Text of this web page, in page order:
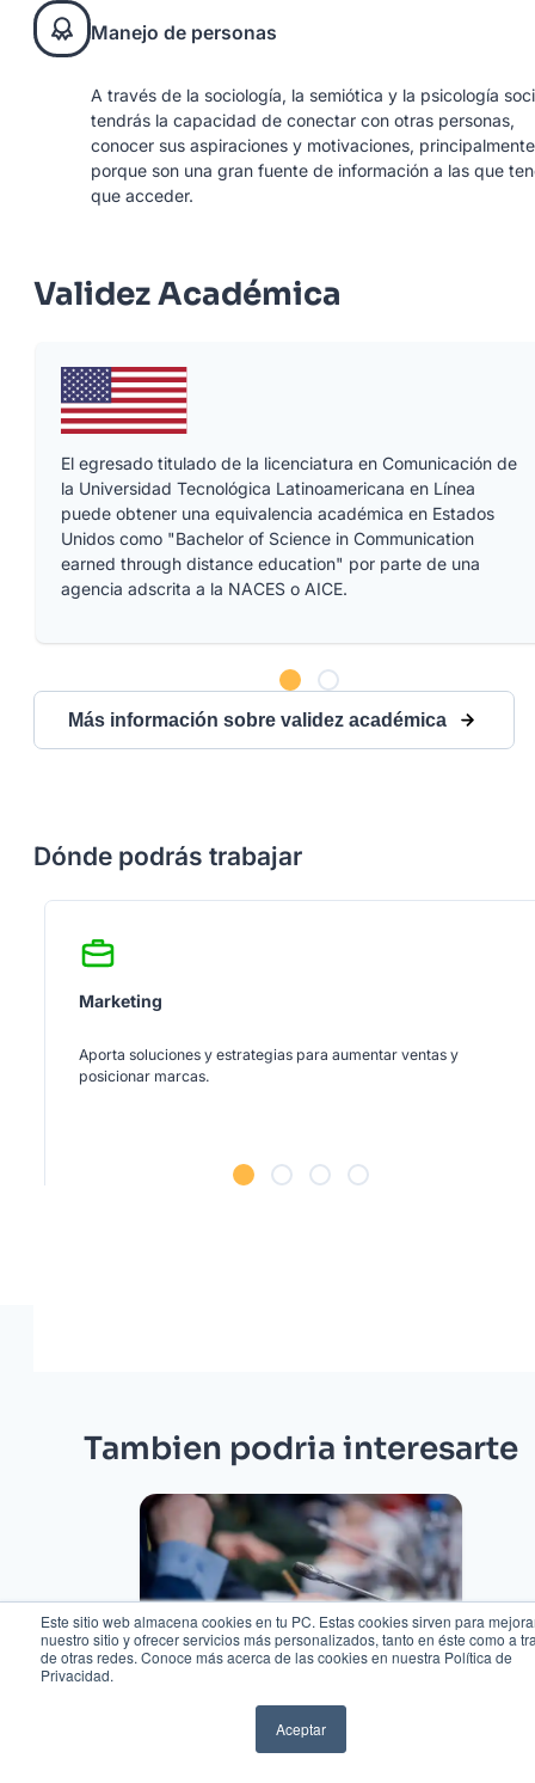
Este sitio web almacena cookies en tu PC. Estas cookies sirven para
nuestro sitio y ofrecer servicios más personalizados, tanto en éste como a
de otras redes. Conoce más acerca de las cookies en nuestra Política de
Privacidad.
Aceptar
Manejo de personas
A través de la sociología, la semiótica y la psicología
tendrás la capacidad de conectar con otras personas,
conocer sus aspiraciones y motivaciones, principalmente
porque son una gran fuente de información a las que
que acceder.
Validez Académica
El egresado titulado de la licenciatura en Comunicación de
la Universidad Tecnológica Latinoamericana en Línea
puede obtener una equivalencia académica en Estados
Unidos como "Bachelor of Science in Communication
earned through distance education" por parte de una
agencia adscrita a la NACES o AICE.
Más información sobre validez académica
Dónde podrás trabajar
Marketing
Aporta soluciones y estrategias para aumentar ventas y
posicionar marcas.
Tambien podria interesarte